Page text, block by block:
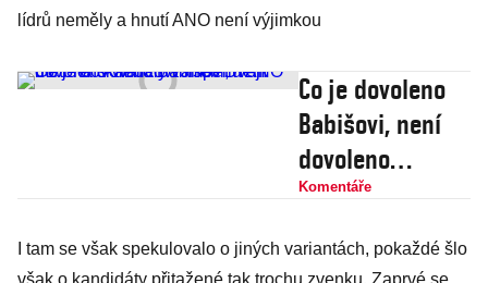
lídrů neměly a hnutí ANO není výjimkou
Co je dovoleno
Babišovi, není
dovoleno
Walicovi aneb
skandály v
Komentáře
I tam se však spekulovalo o jiných variantách, pokaždé šlo
však o kandidáty přitažené tak trochu zvenku. Zaprvé se